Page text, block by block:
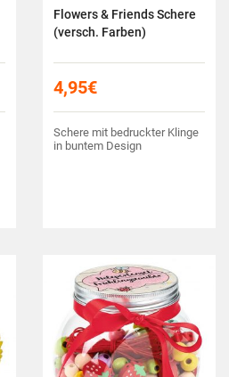
Flowers & Friends Schere
(versch. Farben)
4,95€
Schere mit bedruckter Klinge
in buntem Design